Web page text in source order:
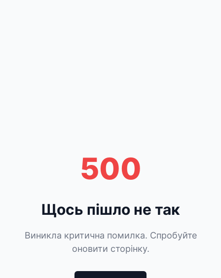
500
Щось пішло не так
Виникла критична помилка. Спробуйте
оновити сторінку.